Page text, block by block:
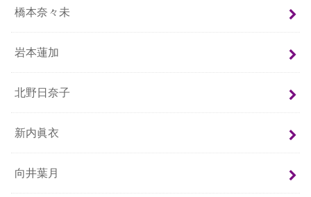
橋本奈々未
岩本蓮加
北野日奈子
新内眞衣
向井葉月